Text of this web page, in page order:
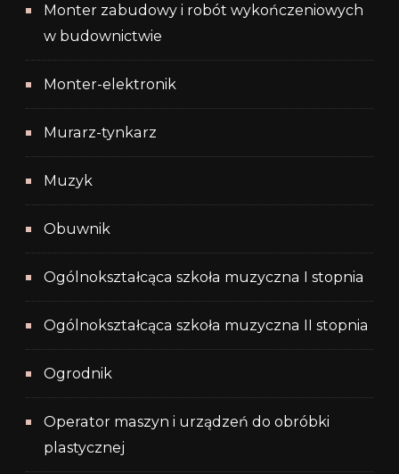
Monter zabudowy i robót wykończeniowych
w budownictwie
Monter-elektronik
Murarz-tynkarz
Muzyk
Obuwnik
Ogólnokształcąca szkoła muzyczna I stopnia
Ogólnokształcąca szkoła muzyczna II stopnia
Ogrodnik
Operator maszyn i urządzeń do obróbki
plastycznej